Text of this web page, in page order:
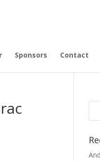
Sponsors Contact